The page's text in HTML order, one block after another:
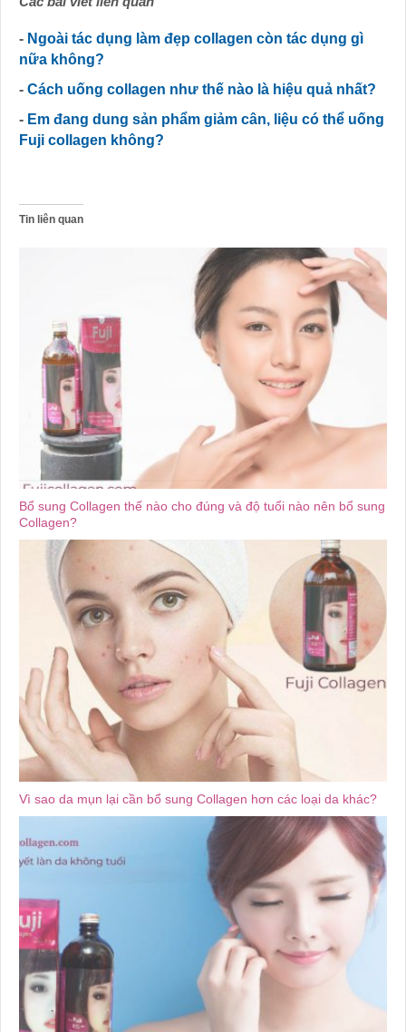
- Ngoài tác dụng làm đẹp collagen còn tác dụng gì
nữa không?
- Cách uống collagen như thế nào là hiệu quả nhất?
- Em đang dung sản phẩm giảm cân, liệu có thể uống
Fuji collagen không?
Tin liên quan
Bổ sung Collagen thế nào cho đúng và độ tuổi nào nên bổ sung
Collagen?
Vì sao da mụn lại cần bổ sung Collagen hơn các loại da khác?